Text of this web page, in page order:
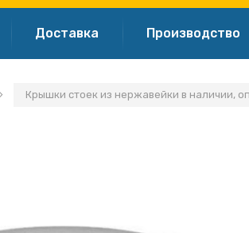
Доставка Производство
Крышки стоек из нержавейки в наличии,